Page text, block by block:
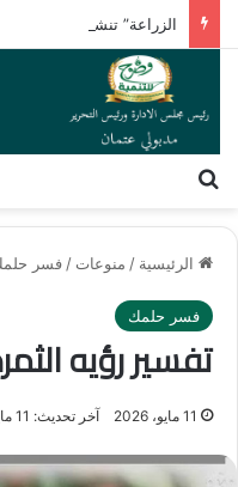
الرئيسية / منوعات / فسر
فسر حلمك
تفسير رؤيه
11 مايو، 2026 آخر تحديث: 11 مايو، 2026